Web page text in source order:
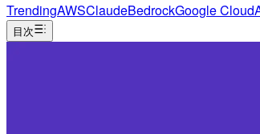
TrendingAWSClaudeBedrockGoogle Cloud
目次